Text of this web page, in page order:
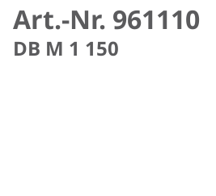
Art.-Nr. 961110
DB M 1 150